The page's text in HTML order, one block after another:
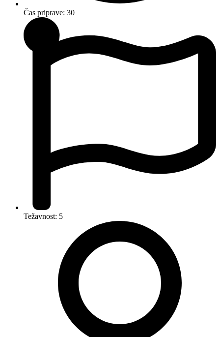
Čas priprave: 30
Težavnost: 5